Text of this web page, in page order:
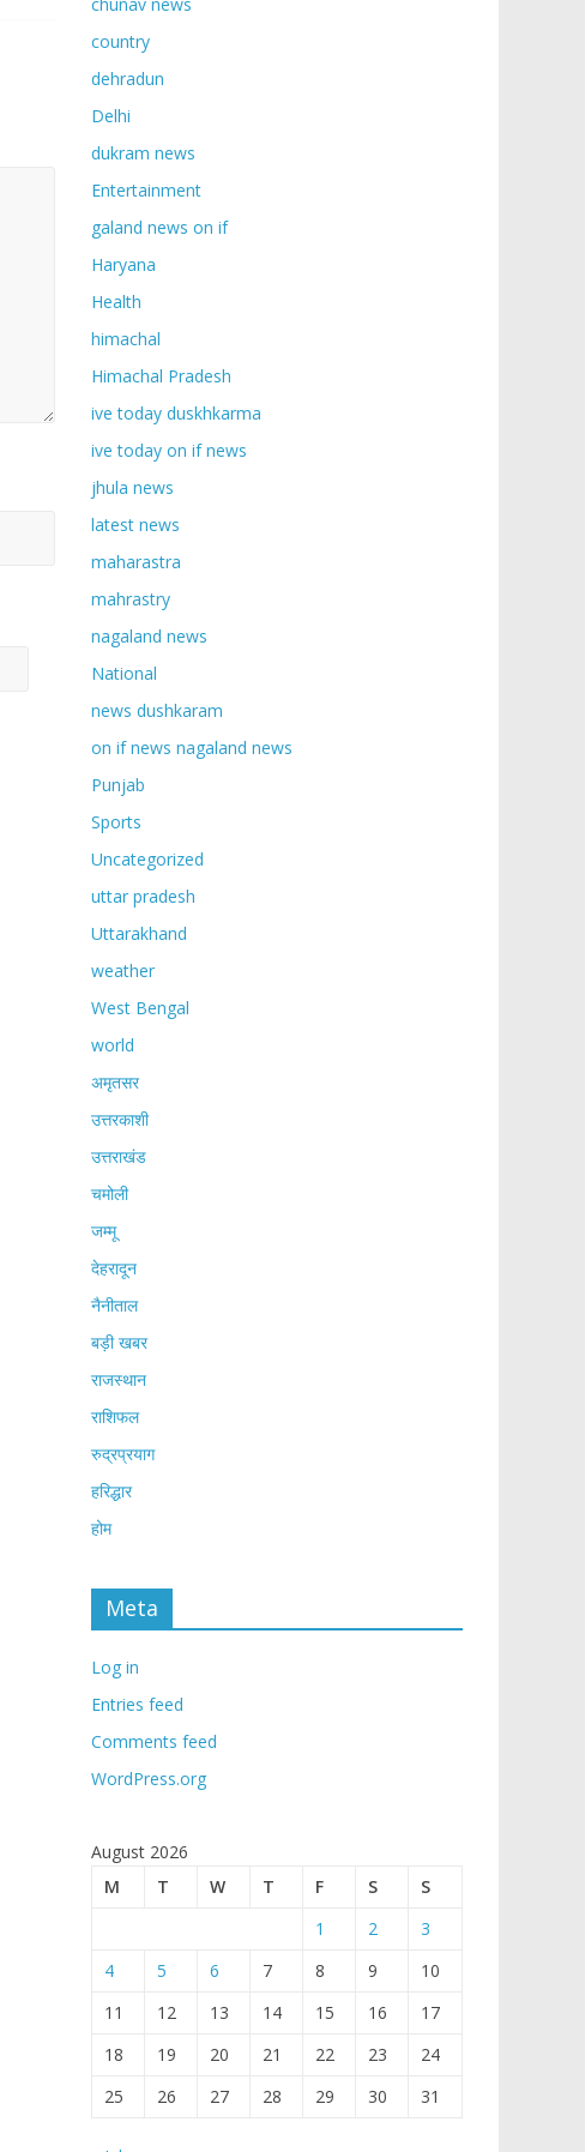
country
dehradun
Delhi
dukram news
Entertainment
galand news on if
Haryana
Health
himachal
Himachal Pradesh
ive today duskhkarma
ive today on if news
jhula news
latest news
maharastra
mahrastry
nagaland news
National
news dushkaram
on if news nagaland news
Punjab
Sports
Uncategorized
uttar pradesh
Uttarakhand
weather
West Bengal
world
अमृतसर
उत्तरकाशी
उत्तराखंड
चमोली
जम्मू
देहरादून
नैनीताल
बड़ी खबर
राजस्थान
राशिफल
रुद्रप्रयाग
हरिद्धार
होम
Meta
Log in
Entries feed
Comments feed
WordPress.org
August 2026
M
T W T F S
S
1
2
3
4
5 6 7 8 9
10
11
12 13 14 15 16
17
18
19 20 21 22 23
24
25
26 27 28 29 30 31